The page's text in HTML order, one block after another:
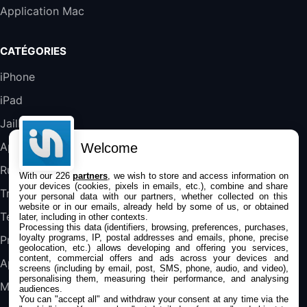
289,47€
Galaxy S25 FE 6,7\" 5G Nano SIM 128 Go
Blanc
357,4€
Jeu FIFA 20 sur PC (code à télécharger)
45,98€57,99€Rue Du Commerce (Vendeur Tiers)
Application Mac
CATÉGORIES
iPhone
iPad
Jailbreak
Applications
Rumeurs
Trucs & astuces
Tests
Promos
Apple
Mac
Welcome
With our 226partners , we wish to store and access information on
your devices (cookies, pixels in emails, etc.), combine and share
your personal data with our partners, whether collected on this
website or in our emails, already held by some of us, or obtained
later, including in other contexts.
Processing this data (identifiers, browsing, preferences, purchases,
loyalty programs, IP, postal addresses and emails, phone, precise
geolocation, etc.) allows developing and offering you services,
content, commercial offers and ads across your devices and
screens (including by email, post, SMS, phone, audio, and video),
personalising them, measuring their performance, and analysing
audiences.
You can "accept all" and withdraw your consent at any time via the